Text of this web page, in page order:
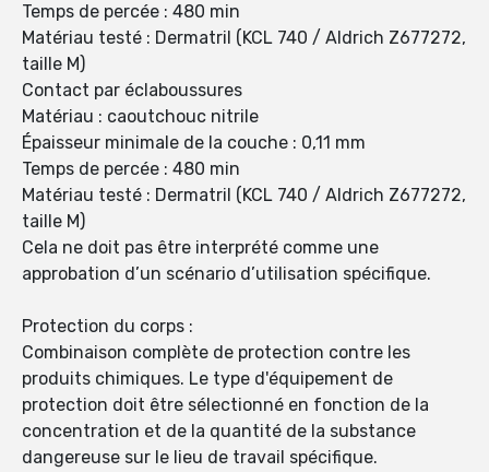
Temps de percée : 480 min
Matériau testé : Dermatril (KCL 740 / Aldrich Z677272,
taille M)
Contact par éclaboussures
Matériau : caoutchouc nitrile
Épaisseur minimale de la couche : 0,11 mm
Temps de percée : 480 min
Matériau testé : Dermatril (KCL 740 / Aldrich Z677272,
taille M)
Cela ne doit pas être interprété comme une
approbation d’un scénario d’utilisation spécifique.
Protection du corps :
Combinaison complète de protection contre les
produits chimiques. Le type d'équipement de
protection doit être sélectionné en fonction de la
concentration et de la quantité de la substance
dangereuse sur le lieu de travail spécifique.